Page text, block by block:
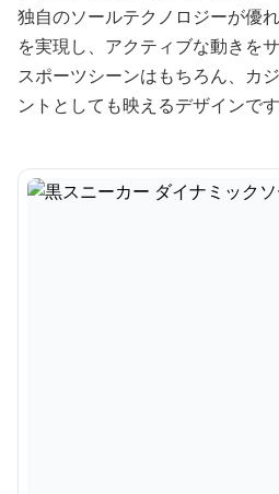
独自のソールテクノロジーが優
を実現し、アクティブな動きを
スポーツシーンはもちろん、カ
ントとしても映えるデザインです